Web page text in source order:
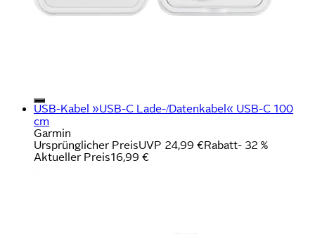
USB-Kabel »USB-C Lade-/Datenkabel« USB-C 100
cm
Garmin
Ursprünglicher PreisUVP 24,99 €Rabatt- 32 %
Aktueller Preis16,99 €